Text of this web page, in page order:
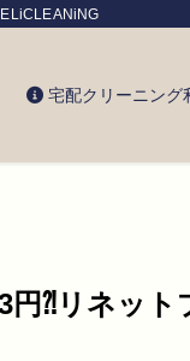
宅配クリーニング
円⁈リネッ